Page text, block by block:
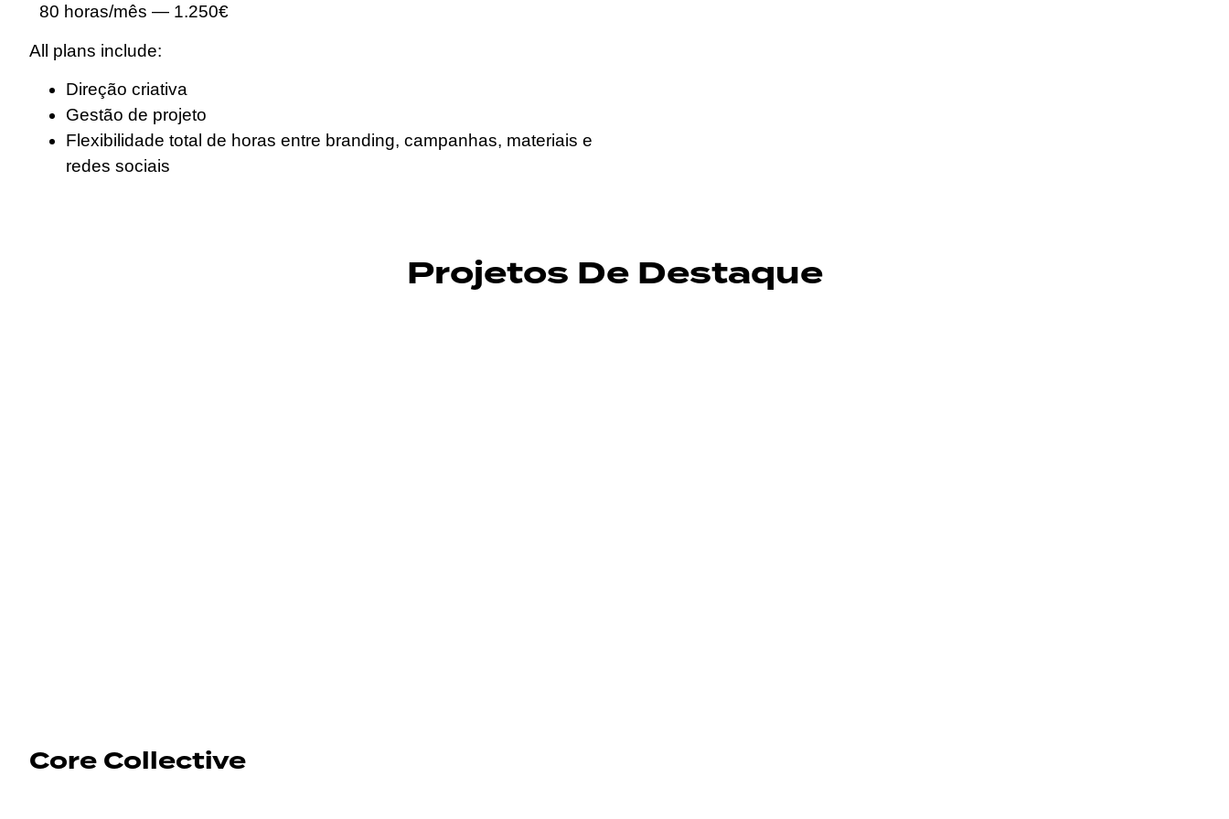
80 horas/mês — 1.250€
All plans include:
Direção criativa
Gestão de projeto
Flexibilidade total de horas entre branding, campanhas, materiais e
redes sociais
Projetos De Destaque
Core Collective